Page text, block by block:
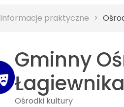
Informacje praktyczne
Gminny
Ośrodki kultury